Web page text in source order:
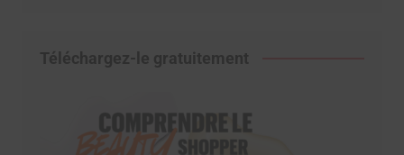
Téléchargez-le gratuitement